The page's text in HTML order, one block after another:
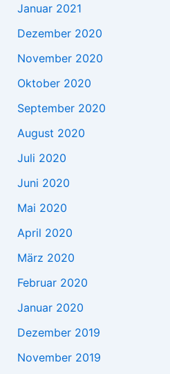
Januar 2021
Dezember 2020
November 2020
Oktober 2020
September 2020
August 2020
Juli 2020
Juni 2020
Mai 2020
April 2020
März 2020
Februar 2020
Januar 2020
Dezember 2019
November 2019